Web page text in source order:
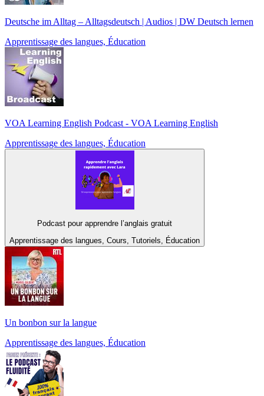
Deutsche im Alltag – Alltagsdeutsch | Audios | DW Deutsch lernen
Apprentissage des langues, Éducation
VOA Learning English Podcast - VOA Learning English
Apprentissage des langues, Éducation
Podcast pour apprendre l’anglais gratuit
Apprentissage des langues, Cours, Tutoriels, Éducation
Un bonbon sur la langue
Apprentissage des langues, Éducation